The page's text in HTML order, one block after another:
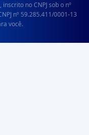
no CNPJ sob o nº
nº 59.285.411/0001-13
você.